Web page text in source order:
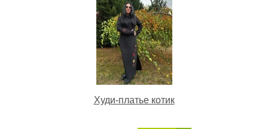
Худи-платье котик